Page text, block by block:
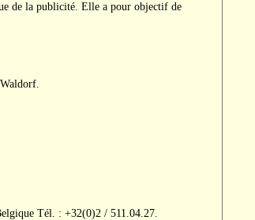
de la publicité. Elle a pour objectif de
Tél. : +32(0)2 / 511.04.27.